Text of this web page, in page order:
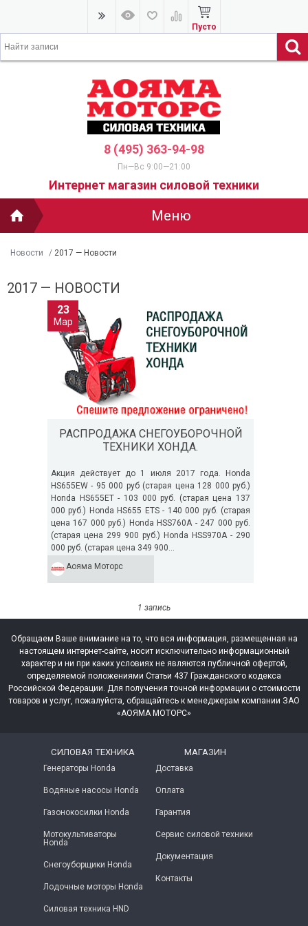
Пусто
8 (495) 363-94-98
Пн—Вс 9:00—21:00
Интернет магазин силовой техники
Меню
Новости / 2017 — Новости
НА ВСЕ МОТОПОМПЫ HONDA!
скидки на все мотопомпы Honda!
о надёжной технике для вашего...
С ДВИГАТЕЛЯМИ HONDA!
двигателями Honda!
Читать далее
2017 — НОВОСТИ
23
Мар
РАСПРОДАЖА СНЕГОУБОРОЧНОЙ
ТЕХНИКИ ХОНДА.
Акция действует до 1 июля 2017 года. Honda
HS655EW - 95 000 руб (старая цена 128 000 руб.)
Honda HS655ЕТ - 103 000 руб. (старая цена 137
000 руб.) Honda HS655 ETS - 140 000 руб. (старая
цена 167 000 руб.) Honda HSS760А - 247 000 руб.
(старая цена 299 900 руб.) Honda HSS970A - 290
000 руб. (старая цена 349 900...
Аояма Моторс
1 запись
Обращаем Ваше внимание на то, что вся информация, размещенная на
настоящем интернет-сайте, носит исключительно информационный
характер и ни при каких условиях не являются публичной офертой,
определяемой положениями Статьи 437 Гражданского кодекса
Российской Федерации. Для получения точной информации о стоимости
товаров и услуг, пожалуйста, обращайтесь к менеджерам компании ЗАО
«АОЯМА МОТОРС»
СИЛОВАЯ ТЕХНИКА
Генераторы Honda
Водяные насосы Honda
Газонокосилки Honda
Мотокультиваторы
Honda
Снегоуборщики Honda
Лодочные моторы Honda
Силовая техника HND
МАГАЗИН
Доставка
Оплата
Гарантия
Сервис силовой техники
Документация
Контакты